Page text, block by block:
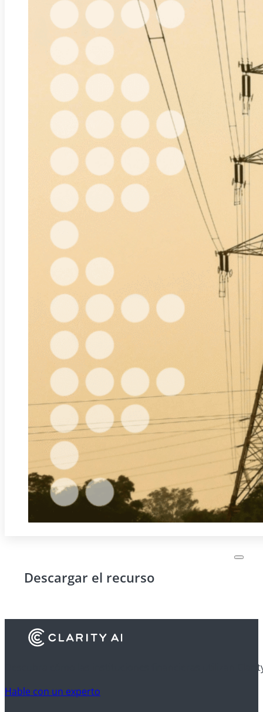
Descargar el recurso
Descubra cómo las instituciones financieras utilizan
Hable con un experto